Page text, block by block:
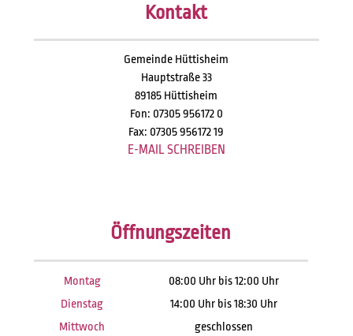
Kontakt
Gemeinde Hüttisheim
Hauptstraße 33
89185 Hüttisheim
Fon: 07305 956172 0
Fax: 07305 956172 19
E-MAIL SCHREIBEN
Öffnungszeiten
Montag
08:00 Uhr bis 12:00 Uhr
Dienstag
14:00 Uhr bis 18:30 Uhr
Mittwoch
geschlossen